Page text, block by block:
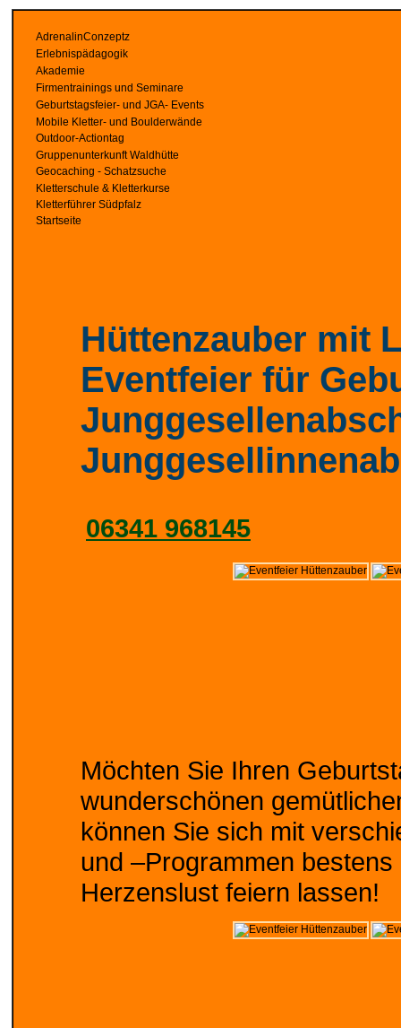
AdrenalinConzeptz
Erlebnispädagogik
Akademie
Firmentrainings und Seminare
Geburtstagsfeier- und JGA- Events
Mobile Kletter- und Boulderwände
Outdoor-Actiontag
Gruppenunterkunft Waldhütte
Geocaching - Schatzsuche
Kletterschule & Kletterkurse
Kletterführer Südpfalz
Startseite
Hüttenzauber mit
Eventfeier für
06341 968145
Möchten Sie Ihren
wunderschönen
können Sie sich mit
und –Programmen
Herzenslust feiern lassen!